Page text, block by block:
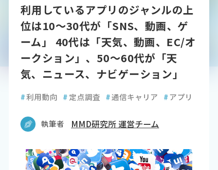
利用しているアプリのジャンルの上
位は10～30代が「SNS、動画、ゲ
ーム」 40代は「天気、動画、EC/オ
ークション」、50～60代が「天
気、ニュース、ナビゲーション」
#利用動向 # 定点調査 #通信キャリア #アプリ
執筆者 MMD研究所 運営チーム